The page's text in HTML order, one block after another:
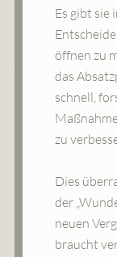
Es gibt sie
öffnen zu
das
schnell,
zu
Dies
der
neuen
braucht